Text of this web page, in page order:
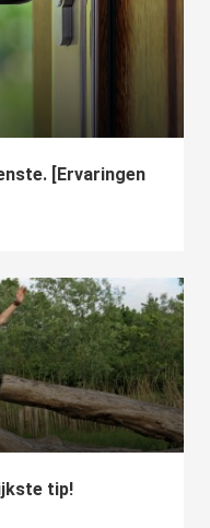
[Ervaringen
tip!